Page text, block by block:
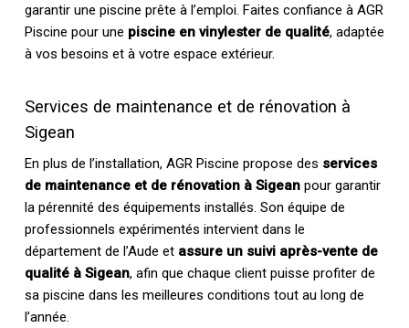
garantir une piscine prête à l’emploi. Faites confiance à AGR
Piscine pour une piscine en vinylester de qualité, adaptée
à vos besoins et à votre espace extérieur.
Services de maintenance et de rénovation à
Sigean
En plus de l’installation, AGR Piscine propose des services
de maintenance et de rénovation à Sigeanpour garantir
la pérennité des équipements installés. Son équipe de
professionnels expérimentés intervient dans le
département de l’Aude et assure un suivi après-vente de
qualité à Sigean, afin que chaque client puisse profiter de
sa piscine dans les meilleures conditions tout au long de
l’année.